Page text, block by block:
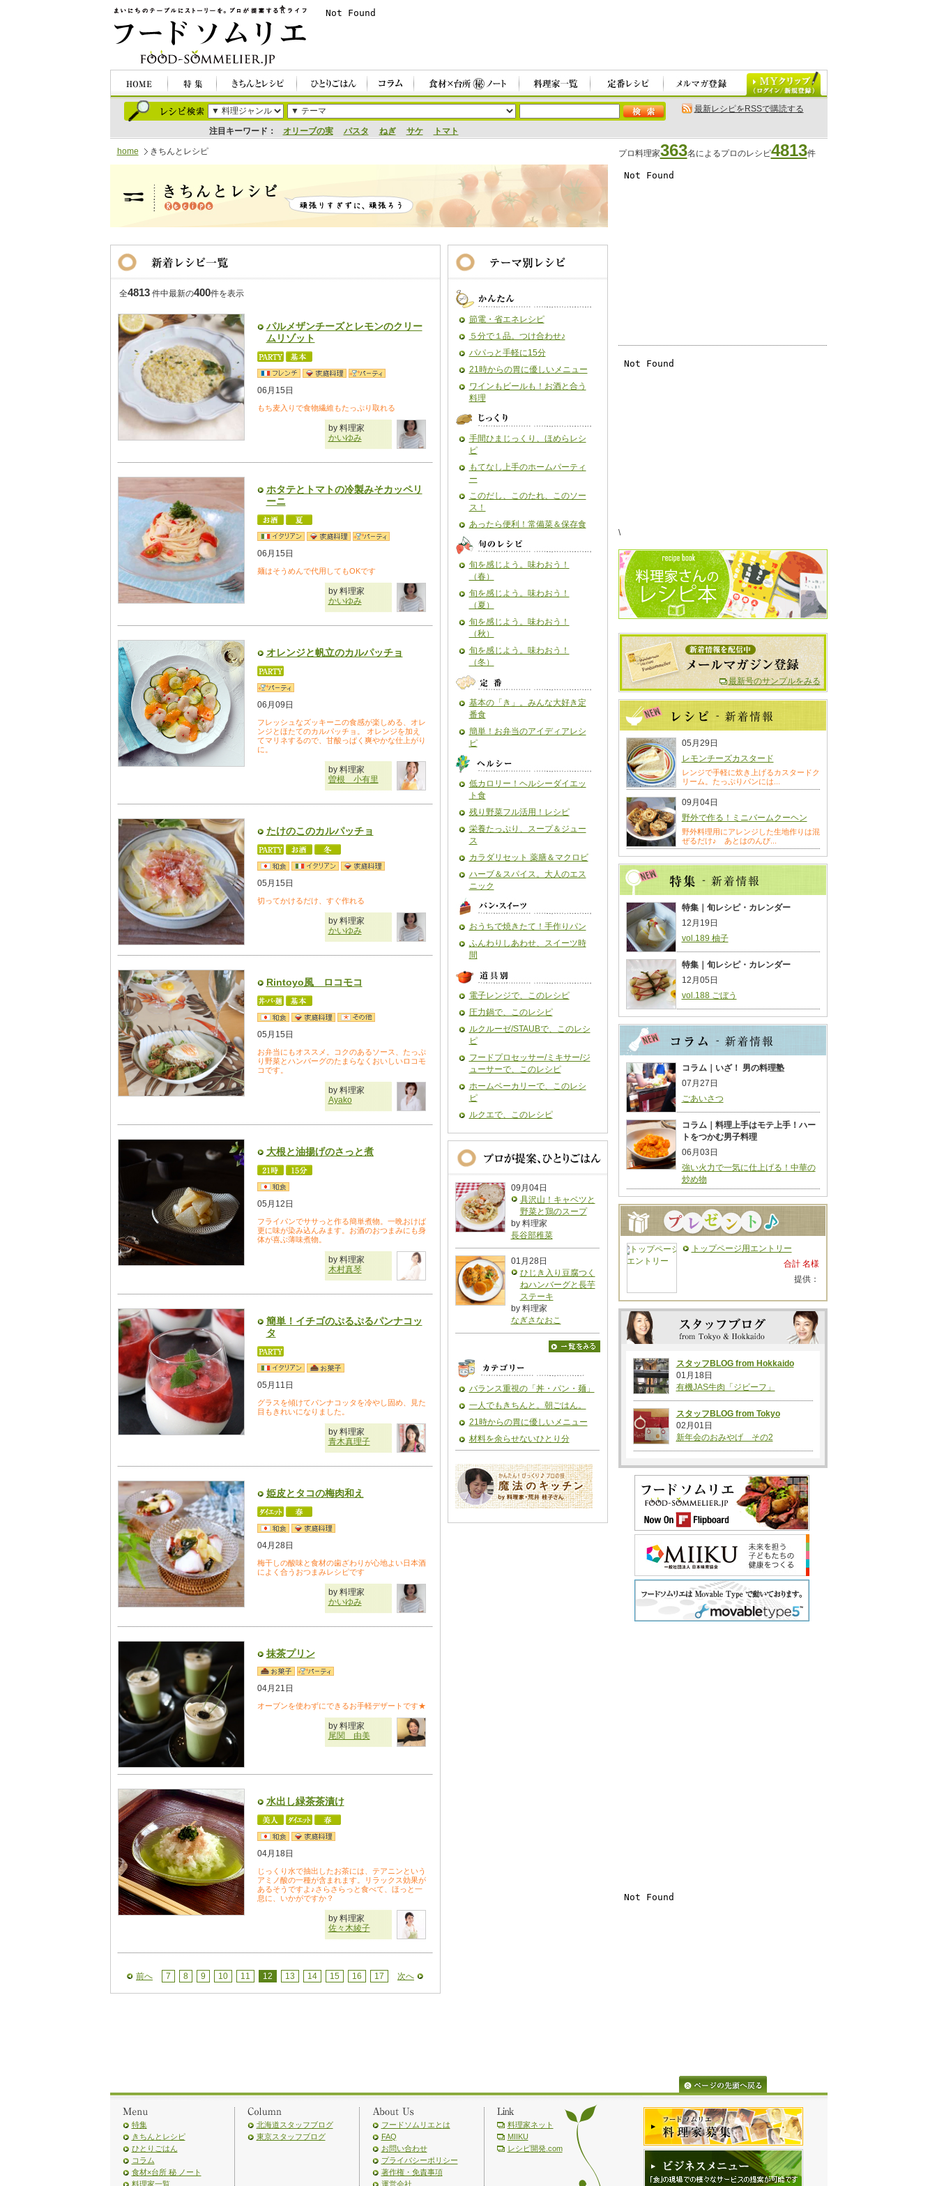
注目キーワード： オリーブの実 パスタ ねぎ サケ トマト
最新レシピをRSSで購読する
home きちんとレシピ プロ料理家363名によるプロのレシピ4813件
全4813件中最新の400件を表示
パルメザンチーズとレモンのクリー
ムリゾット
06月15日
もち麦入りで食物繊維もたっぷり取れる
by 料理家
かいゆみ
ホタテとトマトの冷製みそカッペリ
ーニ
06月15日
麺はそうめんで代用してもOKです
by 料理家
かいゆみ
オレンジと帆立のカルパッチョ
06月09日
フレッシュなズッキーニの食感が楽しめる、オレ
ンジとほたてのカルパッチョ。 オレンジを加え
てマリネするので、甘酸っぱく爽やかな仕上がり
に。
by 料理家
曽根 小有里
たけのこのカルパッチョ
05月15日
切ってかけるだけ、すぐ作れる
by 料理家
かいゆみ
Rintoyo風 ロコモコ
05月15日
お弁当にもオススメ。コクのあるソース、たっぷ
り野菜とハンバーグのたまらなくおいしいロコモ
コです。
by 料理家
Ayako
大根と油揚げのさっと煮
05月12日
フライパンでササっと作る簡単煮物。一晩おけば
更に味が染み込んみます。お酒のおつまみにも身
体が喜ぶ薄味煮物。
by 料理家
木村真琴
簡単！イチゴのぷるぷるパンナコッ
タ
05月11日
グラスを傾けてパンナコッタを冷やし固め、見た
目もきれいになりました。
by 料理家
青木真理子
姫皮とタコの梅肉和え
04月28日
梅干しの酸味と食材の歯ざわりが心地よい日本酒
によく合うおつまみレシピです
by 料理家
かいゆみ
抹茶プリン
04月21日
オーブンを使わずにできるお手軽デザートです★
by 料理家
尾関 由美
水出し緑茶茶漬け
04月18日
じっくり水で抽出したお茶には、テアニンという
アミノ酸の一種が含まれます。リラックス効果が
あるそうですよ♪さらさらっと食べて、ほっと一
息に、いかがですか？
by 料理家
佐々木綾子
前へ 7 8 9 10 11 12 13 14 15 16 17 次へ
節電・省エネレシピ
５分で１品。つけ合わせ♪
パパっと手軽に15分
21時からの胃に優しいメニュー
ワインもビールも！お酒と合う
料理
手間ひまじっくり、ほめらレシ
ピ
もてなし上手のホームパーティ
ー
このだし、このたれ、このソー
ス！
あったら便利！常備菜＆保存食
旬を感じよう。味わおう！
（春）
旬を感じよう。味わおう！
（夏）
旬を感じよう。味わおう！
（秋）
旬を感じよう。味わおう！
（冬）
基本の「き」。みんな大好き定
番食
簡単！お弁当のアイディアレシ
ピ
低カロリー！ヘルシーダイエッ
ト食
残り野菜フル活用！レシピ
栄養たっぷり、スープ＆ジュー
ス
カラダリセット 薬膳＆マクロビ
ハーブ＆スパイス。大人のエス
ニック
おうちで焼きたて！手作りパン
ふんわりしあわせ、スイーツ時
間
電子レンジで、このレシピ
圧力鍋で、このレシピ
ルクルーゼ/STAUBで、このレシ
ピ
フードプロセッサー/ミキサー/ジ
ューサーで、このレシピ
ホームベーカリーで、このレシ
ピ
ルクエで、このレシピ
09月04日
具沢山！キャベツと
野菜と鶏のスープ
by 料理家
長谷部稚菜
01月28日
ひじき入り豆腐つく
ねハンバーグと長芋
ステーキ
by 料理家
なぎさなおこ
バランス重視の「丼・パン・麺」
一人でもきちんと。朝ごはん。
21時からの胃に優しいメニュー
材料を余らせないひとり分
\
最新号のサンプルをみる
05月29日
レモンチーズカスタード
レンジで手軽に炊き上げるカスタードク
リーム。たっぷりパンには...
09月04日
野外で作る！ミニバームクーヘン
野外料理用にアレンジした生地作りは混
ぜるだけ♪ あとはのんび...
特集｜旬レシピ・カレンダー
12月19日
vol.189 柚子
特集｜旬レシピ・カレンダー
12月05日
vol.188 ごぼう
コラム｜いざ！ 男の料理塾
07月27日
ごあいさつ
コラム｜料理上手はモテ上手！ハー
トをつかむ男子料理
06月03日
強い火力で一気に仕上げる！中華の
炒め物
トップページ用エントリー
合計 名様
提供：
スタッフBLOG from Hokkaido
01月18日
有機JAS牛肉「ジビーフ」
スタッフBLOG from Tokyo
02月01日
新年会のおみやげ その2
特集
きちんとレシピ
ひとりごはん
コラム
食材×台所 秘 ノート
料理家一覧
北海道スタッフブログ
東京スタッフブログ
フードソムリエとは
FAQ
お問い合わせ
プライバシーポリシー
著作権・免責事項
運営会社
料理家ネット
MIIKU
レシピ開発.com